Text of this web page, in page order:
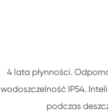
4 lata płynności.
wodoszczelność IP54.
podczas